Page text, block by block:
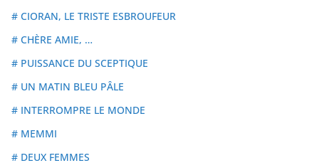
# CIORAN, LE TRISTE ESBROUFEUR
# CHÈRE AMIE, …
# PUISSANCE DU SCEPTIQUE
# UN MATIN BLEU PÂLE
# INTERROMPRE LE MONDE
# MEMMI
# DEUX FEMMES